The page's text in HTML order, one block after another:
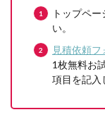
トップペ
い。
見積依頼フ
1枚無料お
項目を記入